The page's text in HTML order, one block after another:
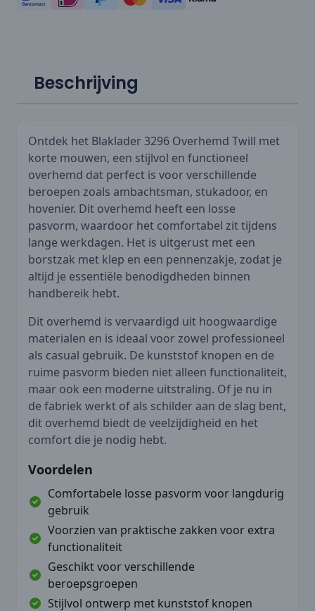
Beschrijving
Ontdek het Blaklader 3296 Overhemd Twill met
korte mouwen, een stijlvol en functioneel
overhemd dat perfect is voor verschillende
beroepen zoals ambachtsman, stukadoor, en
hovenier. Dit overhemd heeft een losse
pasvorm, waardoor het comfortabel zit tijdens
lange werkdagen. Het is uitgerust met een
borstzak met klep en een pennenzakje, zodat je
altijd je essentiële benodigdheden binnen
handbereik hebt.
Dit overhemd is vervaardigd uit hoogwaardige
materialen en is ideaal voor zowel professioneel
als casual gebruik. De kunststof knopen en de
ruime pasvorm bieden niet alleen functionaliteit,
maar ook een moderne uitstraling. Of je nu in
de fabriek werkt of als schilder aan de slag bent,
dit overhemd biedt de veelzijdigheid en het
comfort die je nodig hebt.
Voordelen
Comfortabele losse pasvorm voor langdurig
gebruik
Voorzien van praktische zakken voor extra
functionaliteit
Geschikt voor verschillende
beroepsgroepen
Stijlvol ontwerp met kunststof knopen